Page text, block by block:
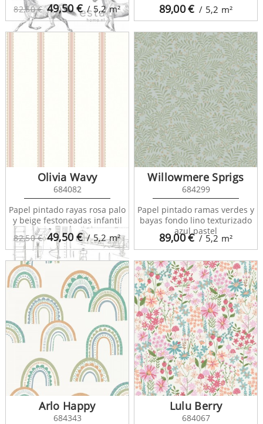
College 128807
College 128812
82,50 € 49,50€ / 5,2m² 89,00€ / 5,2 m²
82,50 € 49,50€ / 5,2m²
Olivia Wavy
684082
Papel pintado rayas rosa palo
y beige festoneadas infantil
89,00€ / 5,2 m²
Willowmere Sprigs
684299
Papel pintado ramas verdes y
bayas fondo lino texturizado
azul pastel
Arlo Happy
684343
Lulu Berry
684067